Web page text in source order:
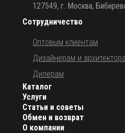
О компании
Каталог
Услуги
Статьи и советы
Обмен и возврат
Сотрудничество
Оптовым клиентам
Дизайнерам и
Дилерам
127549, г. Москва,